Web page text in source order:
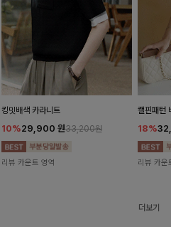
킹밋배색 카라니트
10%29,900 원33,200원
리뷰 카운트 영역
캘핀패턴
18%
리뷰 카운
더보기